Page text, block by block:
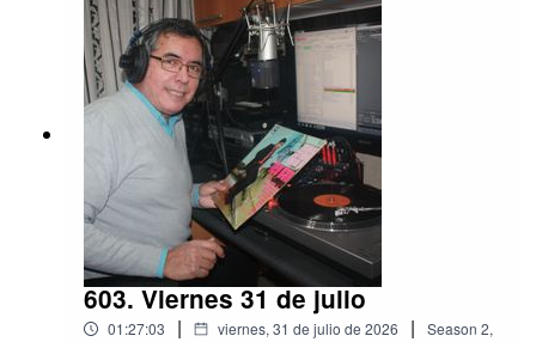
603. Viernes 31 de julio
01:27:03 | viernes, 31 de julio de 2026 | Season 2,